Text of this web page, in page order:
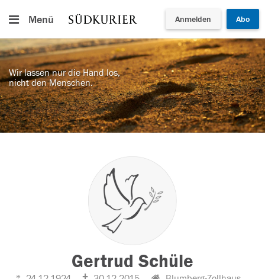
Menü Anmelden Abo
Wir lassen nur die Hand los,
nicht den Menschen.
Gertrud Schüle